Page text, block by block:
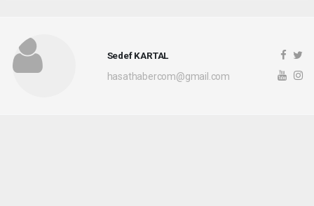
Sedef KARTAL
hasathabercom@gmail.com